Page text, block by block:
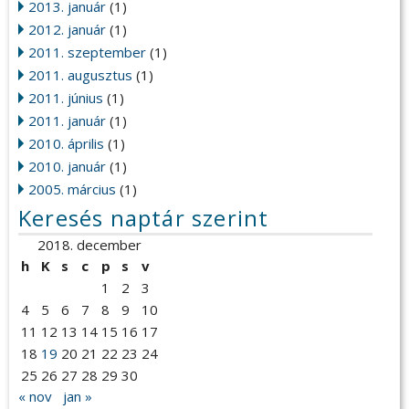
2013. január (1)
2012. január (1)
2011. szeptember (1)
2011. augusztus (1)
2011. június (1)
2011. január (1)
2010. április (1)
2010. január (1)
2005. március (1)
Keresés naptár szerint
2018. december
h
K s c p s
v
1
2
3
4
5 6 7 8 9
10
11 12 13 14 15 16 17
18 19 20 21 22 23 24
25 26 27 28 29 30
« nov
jan »